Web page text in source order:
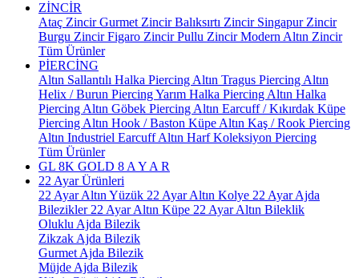
ZİNCİR
Ataç ZincirGurmet ZincirBalıksırtı Zincir Singapur Zincir
Burgu ZincirFigaro ZincirPullu ZincirModern Altın Zincir
Tüm Ürünler
PİERCİNG
Altın Sallantılı Halka Piercing Altın Tragus Piercing Altın
Helix / Burun PiercingYarım Halka Piercing Altın Halka
Piercing Altın Göbek Piercing Altın Earcuff / Kıkırdak Küpe
Piercing Altın Hook / Baston Küpe Altın Kaş / Rook Piercing
Altın Industriel EarcuffAltın Harf Koleksiyon Piercing
Tüm Ürünler
GL 8K GOLD 8 A Y A R
22 Ayar Ürünleri
22 Ayar Altın Yüzük 22 Ayar Altın Kolye 22 Ayar Ajda
Bilezikler 22 Ayar Altın Küpe 22 Ayar Altın Bileklik
Oluklu Ajda Bilezik
Zikzak Ajda Bilezik
Gurmet Ajda Bilezik
Müjde Ajda Bilezik